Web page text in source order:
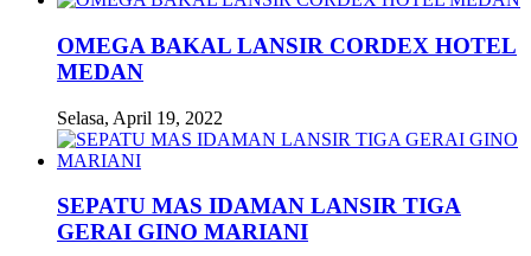
OMEGA BAKAL LANSIR CORDEX HOTEL
MEDAN
Selasa, April 19, 2022
SEPATU MAS IDAMAN LANSIR TIGA
GERAI GINO MARIANI